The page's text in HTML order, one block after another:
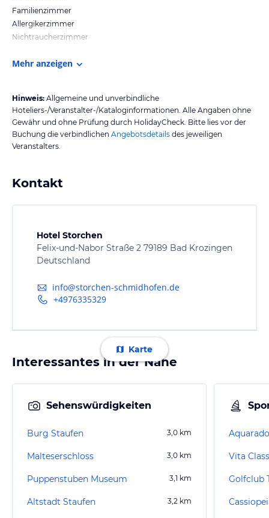
Familienzimmer
Allergikerzimmer
Nichtraucherzimmer
Mehr anzeigen
Hinweis: Allgemeine und unverbindliche
Hoteliers-/Veranstalter-/Kataloginformationen. Alle Angaben ohne
Gewähr und ohne Prüfung durch HolidayCheck. Bitte lies vor der
Buchung die verbindlichen Angebotsdetails des jeweiligen
Veranstalters.
Kontakt
Hotel Storchen
Felix-und-Nabor Straße 2 79189 Bad Krozingen
Deutschland
info@storchen-schmidhofen.de
+4976335329
Karte
Interessantes in der Nähe
Sehenswürdigkeiten
Burg Staufen 3,0 km
Malteserschloss 3,0 km
Puppenstuben Museum 3,1 km
Altstadt Staufen 3,2 km
Vita
Golfclub